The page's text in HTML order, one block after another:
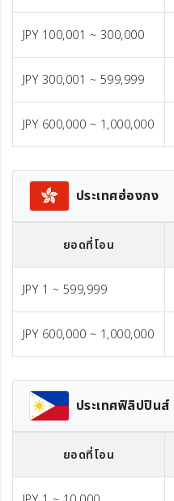
JPY 100,001 ~ 300,000
JPY 300,001 ~ 599,999
JPY 600,000 ~ 1,000,000
ประเทศฮ่องกง
ยอดที่โอน
JPY 1 ~ 599,999
JPY 600,000 ~ 1,000,000
ประเทศฟิลิปปินส์
ยอดที่โอน